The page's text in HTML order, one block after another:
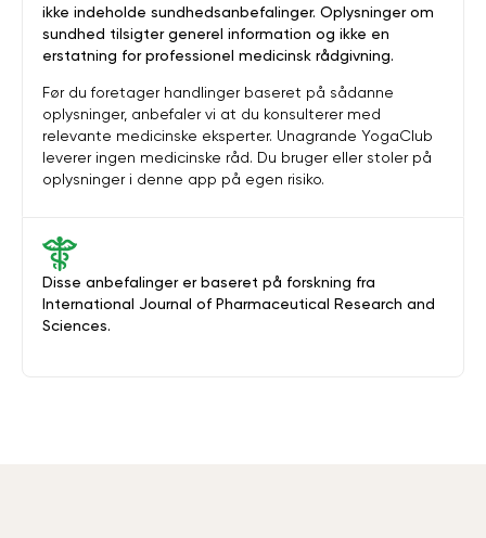
Disse anbefalinger er baseret på forskning fra
International Journal of Pharmaceutical Research and
Sciences.
ikke indeholde sundhedsanbefalinger. Oplysninger om
sundhed tilsigter generel information og ikke en
erstatning for professionel medicinsk rådgivning.
Før du foretager handlinger baseret på sådanne
oplysninger, anbefaler vi at du konsulterer med
relevante medicinske eksperter. Unagrande YogaClub
leverer ingen medicinske råd. Du bruger eller stoler på
oplysninger i denne app på egen risiko.